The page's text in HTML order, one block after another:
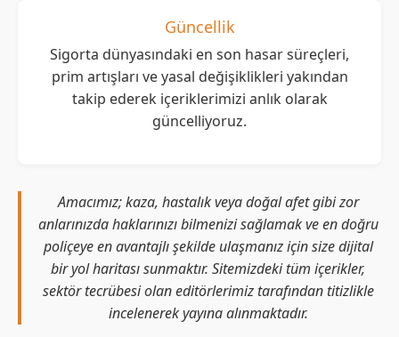
Güncellik
Sigorta dünyasındaki en son hasar süreçleri,
prim artışları ve yasal değişiklikleri yakından
takip ederek içeriklerimizi anlık olarak
güncelliyoruz.
Amacımız; kaza, hastalık veya doğal afet gibi zor
anlarınızda haklarınızı bilmenizi sağlamak ve en doğru
poliçeye en avantajlı şekilde ulaşmanız için size dijital
bir yol haritası sunmaktır. Sitemizdeki tüm içerikler,
sektör tecrübesi olan editörlerimiz tarafından titizlikle
incelenerek yayına alınmaktadır.